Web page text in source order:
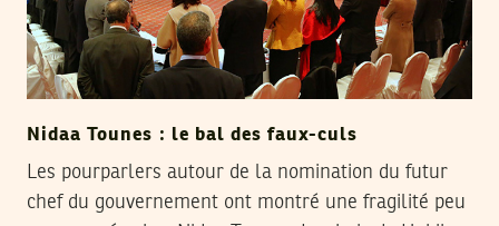
Nidaa Tounes : le bal des faux-culs
Les pourparlers autour de la nomination du futur
chef du gouvernement ont montré une fragilité peu